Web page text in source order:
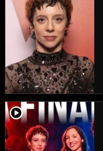
player2